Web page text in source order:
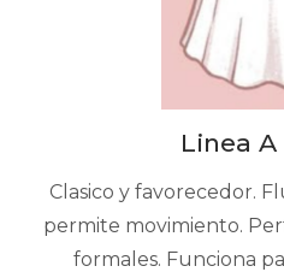
Linea
Clasico y favorecedor.
permite movimiento.
formales. Funciona